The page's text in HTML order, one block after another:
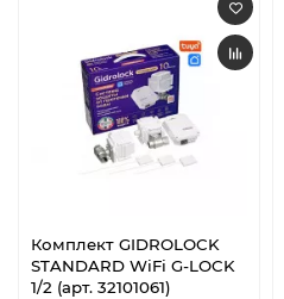
Комплект GIDROLOCK
STANDARD WiFi G-LOCK
1/2 (арт. 32101061)